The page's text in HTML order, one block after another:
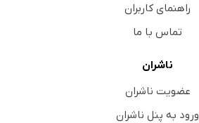
راهنمای کاربران
تماس با ما
ناشران
عضویت ناشران
ورود به پنل ناشران